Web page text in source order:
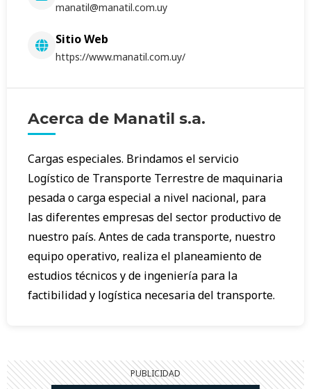
manatil@manatil.com.uy
Sitio Web
https://www.manatil.com.uy/
Acerca de Manatil s.a.
Cargas especiales. Brindamos el servicio
Logístico de Transporte Terrestre de maquinaria
pesada o carga especial a nivel nacional, para
las diferentes empresas del sector productivo de
nuestro país. Antes de cada transporte, nuestro
equipo operativo, realiza el planeamiento de
estudios técnicos y de ingeniería para la
factibilidad y logística necesaria del transporte.